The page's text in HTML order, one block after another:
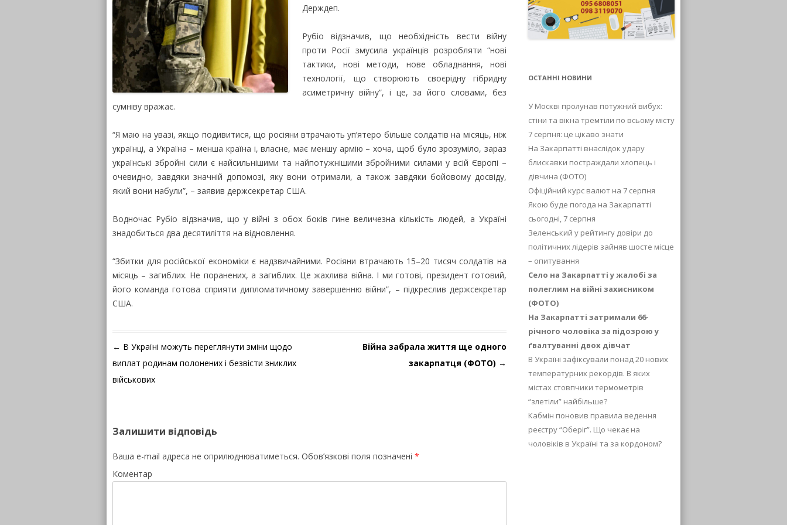
Держдеп.
Рубіо відзначив, що необхідність вести війну
проти Росії змусила українців розробляти “нові
тактики, нові методи, нове обладнання, нові
технології, що створюють своєрідну гібридну
асиметричну війну”, і це, за його словами, без
сумніву вражає.
“Я маю на увазі, якщо подивитися, що росіяни втрачають уп’ятеро більше солдатів на місяць, ніж
українці, а Україна – менша країна і, власне, має меншу армію – хоча, щоб було зрозуміло, зараз
українські збройні сили є найсильнішими та найпотужнішими збройними силами у всій Європі –
очевидно, завдяки значній допомозі, яку вони отримали, а також завдяки бойовому досвіду,
який вони набули”, – заявив держсекретар США.
Водночас Рубіо відзначив, що у війні з обох боків гине величезна кількість людей, а Україні
знадобиться два десятиліття на відновлення.
“Збитки для російської економіки є надзвичайними. Росіяни втрачають 15–20 тисяч солдатів на
місяць – загиблих. Не поранених, а загиблих. Це жахлива війна. І ми готові, президент готовий,
його команда готова сприяти дипломатичному завершенню війни”, – підкреслив держсекретар
США.
Навігація по запису
← В Україні можуть переглянути зміни щодо
виплат родинам полонених і безвісти зниклих
військових
Війна забрала життя ще одного
закарпатця (ФОТО) →
Залишити відповідь
Ваша e-mail адреса не оприлюднюватиметься. Обов’язкові поля позначені *
Коментар
ОСТАННІ НОВИНИ
У Москві пролунав потужний вибух:
стіни та вікна тремтіли по всьому місту
7 серпня: це цікаво знати
На Закарпатті внаслідок удару
блискавки постраждали хлопець і
дівчина (ФОТО)
Офіційний курс валют на 7 серпня
Якою буде погода на Закарпатті
сьогодні, 7 серпня
Зеленський у рейтингу довіри до
політичних лідерів зайняв шосте місце
– опитування
Село на Закарпатті у жалобі за
полеглим на війні захисником
(ФОТО)
На Закарпатті затримали 66-
річного чоловіка за підозрою у
ґвалтуванні двох дівчат
В Україні зафіксували понад 20 нових
температурних рекордів. В яких
містах стовпчики термометрів
“злетіли” найбільше?
Кабмін поновив правила ведення
реєстру “Оберіг”. Що чекає на
чоловіків в Україні та за кордоном?